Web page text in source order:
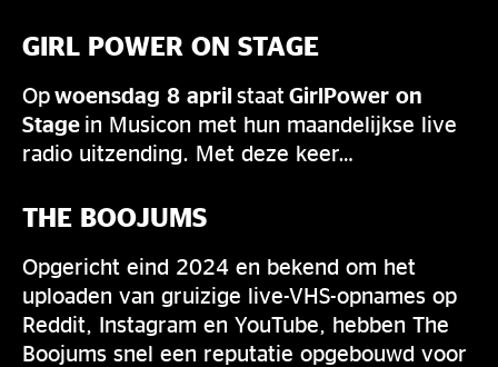
GIRL POWER ON STAGE
Opwoensdag 8 april staat GirlPower on
Stage in Musicon met hun maandelijkse live
radio uitzending. Met deze keer…
THE BOOJUMS
Opgericht eind 2024 en bekend om het
uploaden van gruizige live-VHS-opnames op
Reddit, Instagram en YouTube, hebben The
Boojums snel een reputatie opgebouwd voor